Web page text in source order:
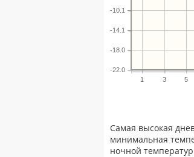
1 3 5
-22.0
-18.0
-14.1
-10.1
Самая высокая
минимальная
ночной